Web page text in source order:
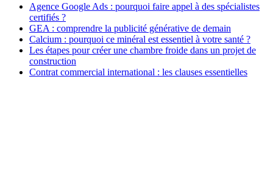
Agence Google Ads : pourquoi faire appel à des spécialistes
certifiés ?
GEA : comprendre la publicité générative de demain
Calcium : pourquoi ce minéral est essentiel à votre santé ?
Les étapes pour créer une chambre froide dans un projet de
construction
Contrat commercial international : les clauses essentielles